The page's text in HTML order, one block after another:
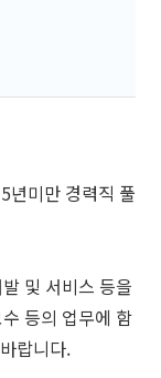
년미만 경력직 풀
및 서비스 등을
등의 업무에 함
랍니다.